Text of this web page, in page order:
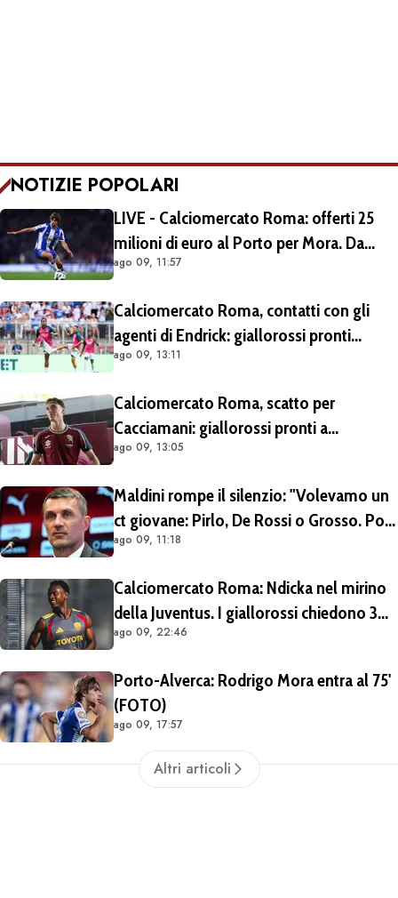
NOTIZIE POPOLARI
LIVE - Calciomercato Roma: offerti 25
milioni di euro al Porto per Mora. Da
escludere il prestito con diritto di riscatto.
ago 09, 11:57
Calciomercato Roma, contatti con gli
agenti di Endrick: giallorossi pronti
all'affondo. Aston Villa forte sul
ago 09, 13:11
Calciomercato Roma, scatto per
Cacciamani: giallorossi pronti a
migliorare l'offerta da 15 milioni di euro
ago 09, 13:05
Maldini rompe il silenzio: "Volevamo un
ct giovane: Pirlo, De Rossi o Grosso. Poi
Malagò mi ha detto: «Pirlo non si può
ago 09, 11:18
Calciomercato Roma: Ndicka nel mirino
della Juventus. I giallorossi chiedono 30
milioni di euro
ago 09, 22:46
Porto-Alverca: Rodrigo Mora entra al 75'
(FOTO)
ago 09, 17:57
Altri articoli